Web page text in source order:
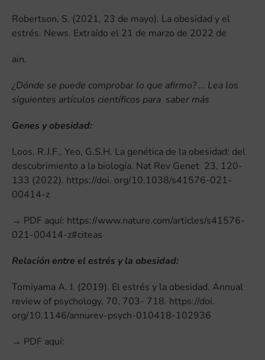
Robertson, S. (2021, 23 de mayo). La obesidad y el
estrés. News. Extraído el 21 de marzo de 2022 de
ain.
¿Dónde se puede comprobar lo que afirmo? … Lea los
siguientes artículos científicos para saber más
Genes y obesidad:
Loos, R.J.F., Yeo, G.S.H. La genética de la obesidad: del
descubrimiento a la biología. Nat Rev Genet 23, 120-
133 (2022). https://doi. org/10.1038/s41576-021-
00414-z
→ PDF aquí: https://www.nature.com/articles/s41576-
021-00414-z#citeas
Relación entre el estrés y la obesidad:
Tomiyama A. J. (2019). El estrés y la obesidad. Annual
review of psychology, 70, 703- 718. https://doi.
org/10.1146/annurev-psych-010418-102936
→ PDF aquí: